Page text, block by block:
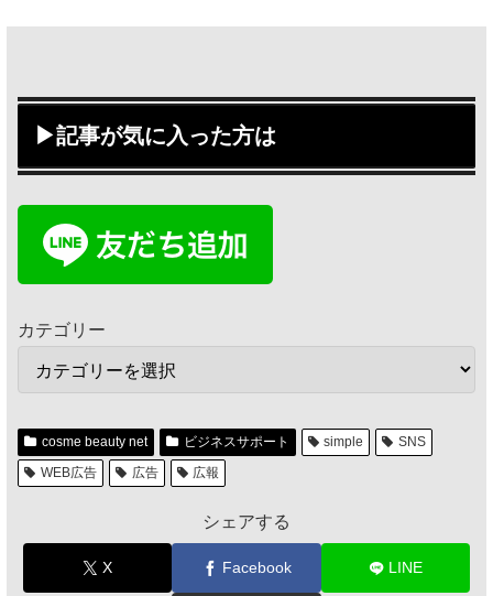
▶記事が気に入った方は
カテゴリー
cosme beauty net ビジネスサポート simple
SNS
WEB広告
広告 広報
シェアする
X Facebook LINE